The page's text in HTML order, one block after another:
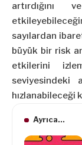
artırdığını
sayılardan
büyük bir risk
etkilerini
seviyesindeki
hızlanabileceği
Ayrıca...